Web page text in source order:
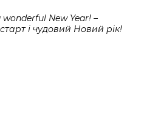
New Year! –
і чудовий Новий рік!